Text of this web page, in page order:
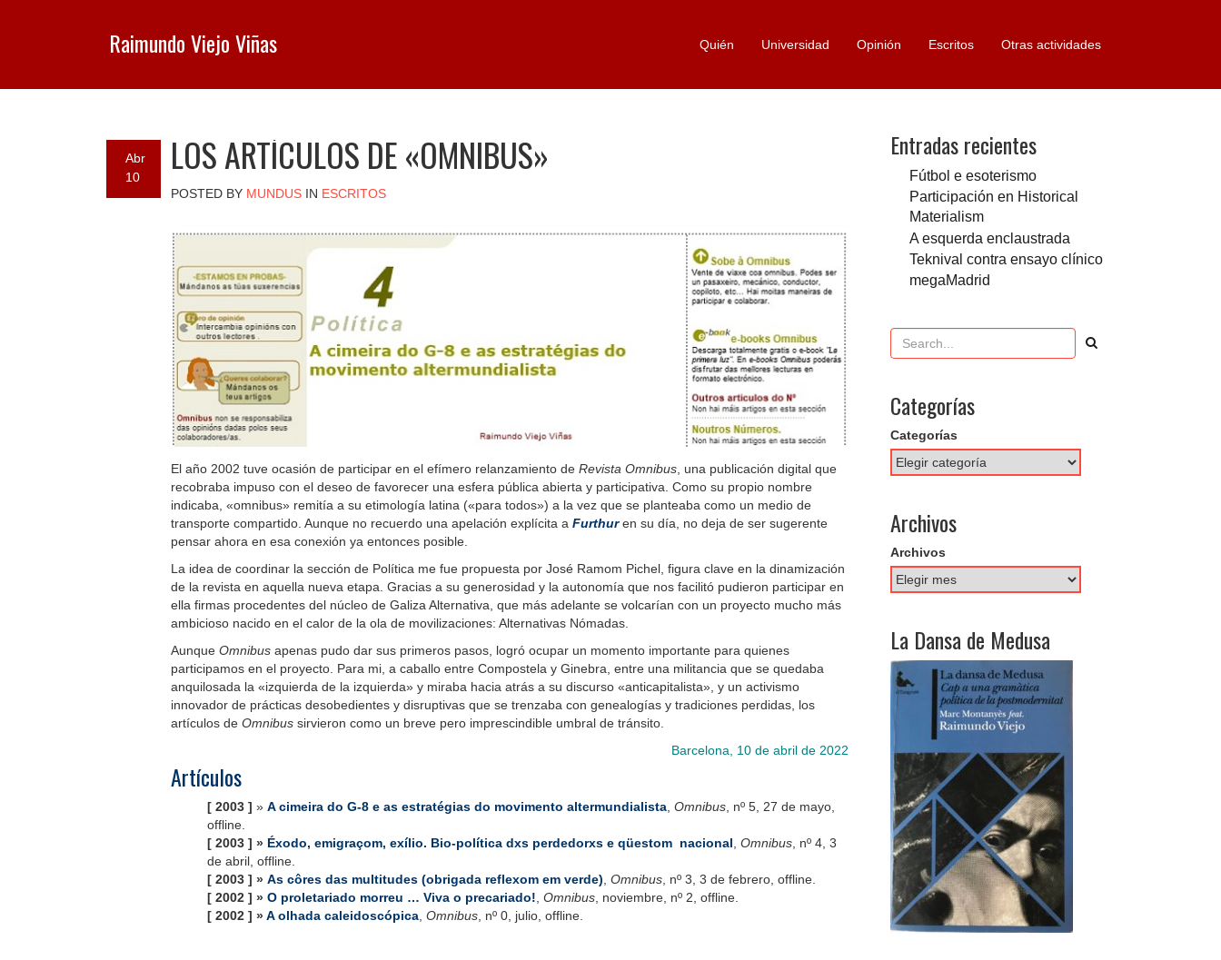
Raimundo Viejo Viñas Quién Universidad Opinión Escritos Otras actividades
Abr
10
LOS ARTÍCULOS DE «OMNIBUS»
POSTED BY MUNDUSIN ESCRITOS
El año 2002 tuve ocasión de participar en el efímero relanzamiento de Revista Omnibus, una publicación digital que
recobraba impuso con el deseo de favorecer una esfera pública abierta y participativa. Como su propio nombre
indicaba, «omnibus» remitía a su etimología latina («para todos») a la vez que se planteaba como un medio de
transporte compartido. Aunque no recuerdo una apelación explícita a Furthuren su día, no deja de ser sugerente
pensar ahora en esa conexión ya entonces posible.
La idea de coordinar la sección de Política me fue propuesta por José Ramom Pichel, figura clave en la dinamización
de la revista en aquella nueva etapa. Gracias a su generosidad y la autonomía que nos facilitó pudieron participar en
ella firmas procedentes del núcleo de Galiza Alternativa, que más adelante se volcarían con un proyecto mucho más
ambicioso nacido en el calor de la ola de movilizaciones: Alternativas Nómadas.
Aunque Omnibusapenas pudo dar sus primeros pasos, logró ocupar un momento importante para quienes
participamos en el proyecto. Para mi, a caballo entre Compostela y Ginebra, entre una militancia que se quedaba
anquilosada la «izquierda de la izquierda» y miraba hacia atrás a su discurso «anticapitalista», y un activismo
innovador de prácticas desobedientes y disruptivas que se trenzaba con genealogías y tradiciones perdidas, los
artículos de Omnibussirvieron como un breve pero imprescindible umbral de tránsito.
Barcelona, 10 de abril de 2022
Artículos
[ 2003 ] » A cimeira do G-8 e as estratégias do movimento altermundialista, Omnibus, nº 5, 27 de mayo,
offline.
[ 2003 ] »Éxodo, emigraçom, exílio. Bio-política dxs perdedorxs e qüestom nacional, Omnibus, nº 4, 3
de abril, offline.
[ 2003 ] » As côres das multitudes (obrigada reflexom em verde), Omnibus, nº 3, 3 de febrero, offline.
[ 2002 ] » O proletariado morreu … Viva o precariado!, Omnibus, noviembre, nº 2, offline.
[ 2002 ] »A olhada caleidoscópica, Omnibus, nº 0, julio, offline.
Entradas recientes
Fútbol e esoterismo
Participación en Historical
Materialism
A esquerda enclaustrada
Teknival contra ensayo clínico
megaMadrid
Categorías
Categorías
Archivos
Archivos
La Dansa de Medusa